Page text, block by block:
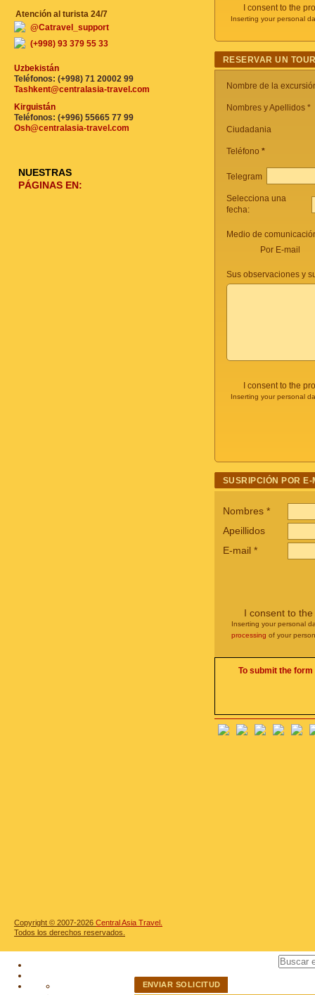
I consent to the
Inserting your personal
RESERVAR UN
Nombre de la
Nombres y Apellidos *
Ciudadania
Teléfono *
Telegram
Selecciona una
fecha:
Medio de
Por E-mail
Sus observaciones y
I consent to the
Inserting your personal
SUSRIPCIÓN POR E-
Nombres *
Apeillidos
E-mail *
I consent to
Inserting your personal
processing of your
To submit the
Atención al turista 24/7
@Catravel_support
(+998) 93 379 55 33
Uzbekistán
Teléfonos: (+998) 71 20002 99
Tashkent@centralasia-travel.com
Kirguistán
Teléfonos: (+996) 55665 77 99
Osh@centralasia-travel.com
NUESTRAS
PÁGINAS EN:
Copyright © 2007-2026 Central Asia Travel.
Todos los derechos reservados.
ENVIAR SOLICITUD